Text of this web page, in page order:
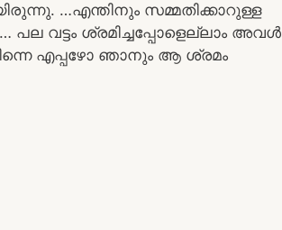
…എന്തിനും സമ്മതിക്കാറുള്ള
വട്ടം ശ്രമിച്ചപ്പോളെല്ലാം അവൾ
എപ്പഴോ ഞാനും ആ ശ്രമം